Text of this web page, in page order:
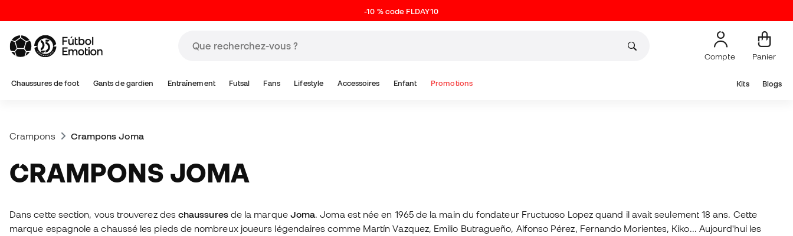
-10 % code FLDAY10
Compte Panier
Chaussures de foot Gants de gardien Entraînement Futsal Fans Lifestyle Accessoires Enfant Promotions Kits Blogs
Crampons Crampons Joma
CRAMPONS JOMA
Dans cette section, vous trouverez deschaussuresde la marque Joma. Joma est née en 1965 de la main du fondateur Fructuoso Lopez quand il avait seulement 18 ans. Cette
marque espagnole a chaussé les pieds de nombreux joueurs légendaires comme Martín Vazquez, Emilio Butragueño, Alfonso Pérez, Fernando Morientes, Kiko... Aujourd'hui les